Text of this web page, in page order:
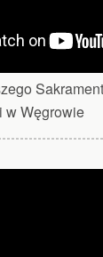
w Węgrowie